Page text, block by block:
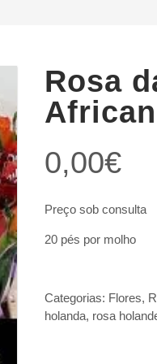
Rosa
0,00€
Preço sob consulta
20 pés por molho
Categorias: Flores,
holanda, rosa